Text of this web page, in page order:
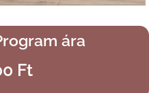
ára
Ft